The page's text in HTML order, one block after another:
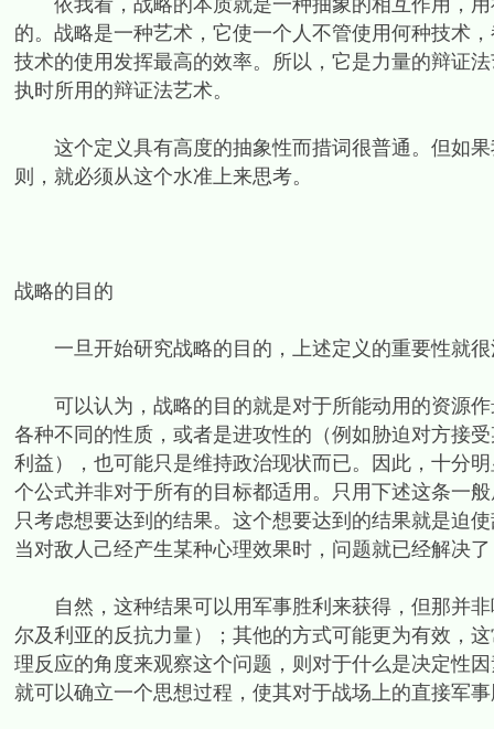
依我看，战略的本质就是一种抽象的相互作用，用
的。战略是一种艺术，它使一个人不管使用何种技术
技术的使用发挥最高的效率。所以，它是力量的辩证
执时所用的辩证法艺术。
这个定义具有高度的抽象性而措词很普通。但如果
则，就必须从这个水准上来思考。
战略的目的
一旦开始研究战略的目的，上述定义的重要性就很
可以认为，战略的目的就是对于所能动用的资源作
各种不同的性质，或者是进攻性的（例如胁迫对方接
利益），也可能只是维持政治现状而已。因此，十分
个公式并非对于所有的目标都适用。只用下述这条一
只考虑想要达到的结果。这个想要达到的结果就是迫
当对敌人己经产生某种心理效果时，问题就已经解决
自然，这种结果可以用军事胜利来获得，但那并非
尔及利亚的反抗力量）；其他的方式可能更为有效，
理反应的角度来观察这个问题，则对于什么是决定性
就可以确立一个思想过程，使其对于战场上的直接军